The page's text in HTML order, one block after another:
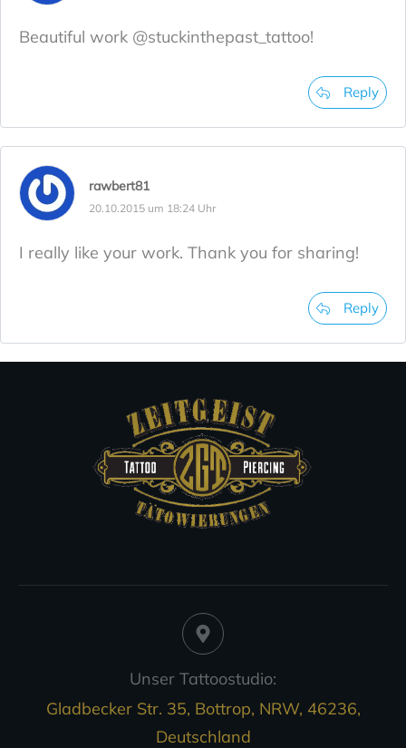
Beautiful work @stuckinthepast_tattoo!
Reply
rawbert81
20.10.2015 um 18:24 Uhr
I really like your work. Thank you for sharing!
Reply
Unser Tattoostudio:
Gladbecker Str. 35, Bottrop, NRW, 46236,
Deutschland